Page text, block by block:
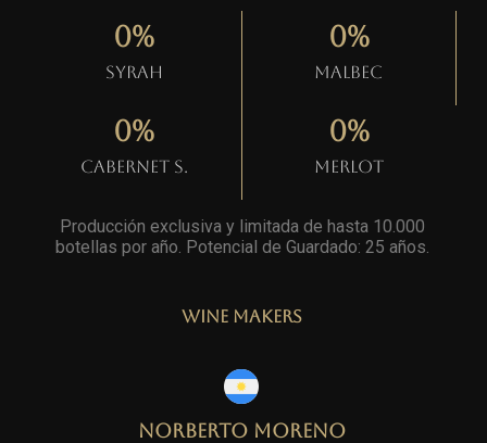
Syrah
0%
Malbec
0%
Cabernet S.
0%
Merlot
0%
Producción exclusiva y limitada de hasta 10.000
botellas por año. Potencial de Guardado: 25 años.
Wine Makers
Norberto Moreno